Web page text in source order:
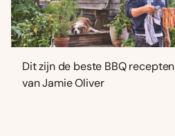
Dit zijn de beste BBQ recepten
van Jamie Oliver